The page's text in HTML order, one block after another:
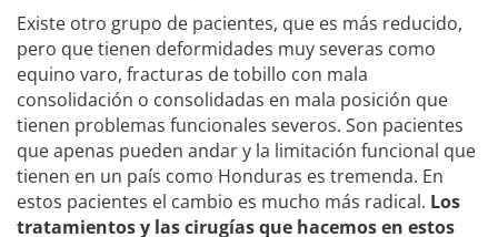
Existe otro grupo de pacientes, que es más reducido,
pero que tienen deformidades muy severas como
equino varo, fracturas de tobillo con mala
consolidación o consolidadas en mala posición que
tienen problemas funcionales severos. Son pacientes
que apenas pueden andar y la limitación funcional que
tienen en un país como Honduras es tremenda. En
estos pacientes el cambio es mucho más radical. Los
tratamientos y las cirugías que hacemos en estos